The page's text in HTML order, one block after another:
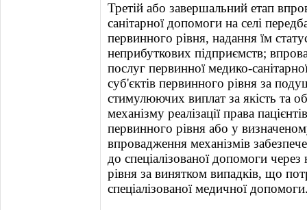
Третій або завершальний етап
санітарної допомоги на селі
первинного рівня, надання їм
неприбуткових підприємств;
послуг первинної медико-
суб'єктів первинного рівня за
стимулюючих виплат за якість та
механізму реалізації права
первинного рівня або у
впровадження механізмів
до спеціалізованої допомоги
рівня за винятком випадків, що
спеціалізованої медичної